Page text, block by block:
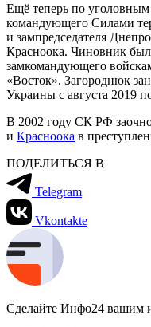
Ещё теперь по уголовным
командующего Силами
и зампредседателя
Красноока. Чиновник
замкомандующего
«Восток». Загороднюк
Украины с августа 2019
В 2002 году СК РФ
и Красноока в
ПОДЕЛИТЬСЯ В
Telegram
Vkontakte
Сделайте Инфо24 вашим